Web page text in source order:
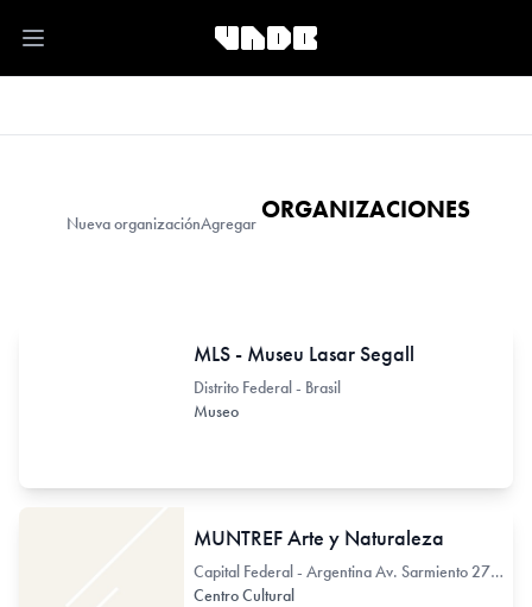
Open main menu
Nueva organizaciónAgregar ORGANIZACIONES
MLS - Museu Lasar Segall
Distrito Federal - Brasil
Museo
MUNTREF Arte y Naturaleza
Capital Federal - Argentina Av. Sarmiento 2725
Centro Cultural